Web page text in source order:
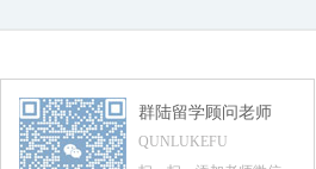
群陆留学顾问老师
QUNLUKEFU